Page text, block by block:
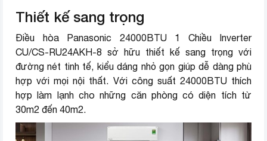
Kích thước cục lạnh
Dài 110.2 cm – Cao 30.2 cm –
Dày 24.4 cm – Nặng 12 kg
Kích thước cục nóng
Dài 82.4 cm – Cao 61.9 cm –
Dày 29.9 cm – Nặng 35 kg
Loại gas sử dụng
Chiều dài lắp ống
Tối đa 30 m
Thiết kế sang trọng
Điều hòa Panasonic 24000BTU 1 Chiều Inverter
CU/CS-RU24AKH-8 sở hữu thiết kế sang trọng với
đường nét tinh tế, kiểu dáng nhỏ gọn giúp dễ dàng phù
hợp với mọi nội thất. Với công suất 24000BTU thích
hợp làm lạnh cho những căn phòng có diện tích từ
30m2 đến 40m2.